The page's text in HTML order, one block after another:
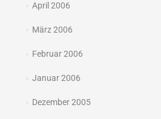
April 2006
März 2006
Februar 2006
Januar 2006
Dezember 2005